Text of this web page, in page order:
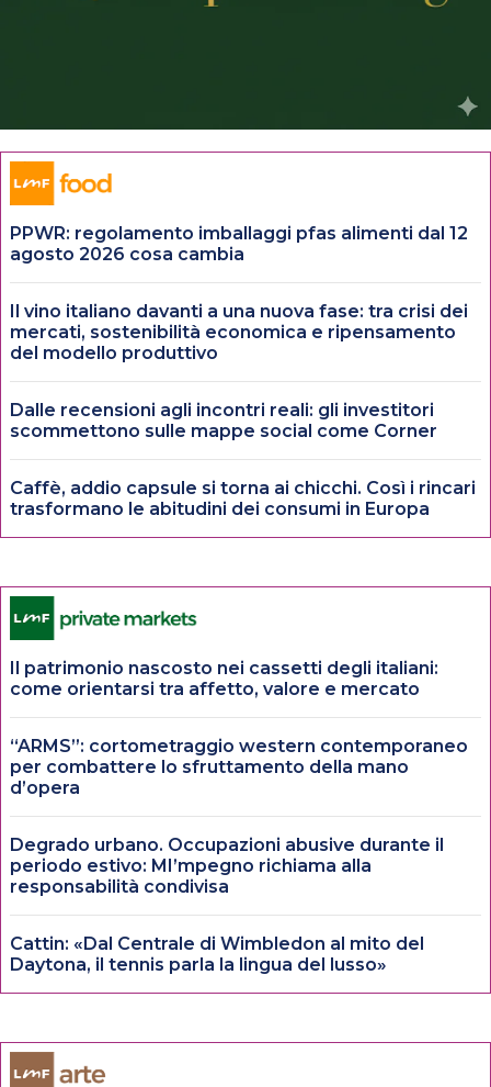
PPWR: regolamento imballaggi pfas alimenti dal 12
agosto 2026 cosa cambia
Il vino italiano davanti a una nuova fase: tra crisi dei
mercati, sostenibilità economica e ripensamento
del modello produttivo
Dalle recensioni agli incontri reali: gli investitori
scommettono sulle mappe social come Corner
Caffè, addio capsule si torna ai chicchi. Così i rincari
trasformano le abitudini dei consumi in Europa
Il patrimonio nascosto nei cassetti degli italiani:
come orientarsi tra affetto, valore e mercato
“ARMS”: cortometraggio western contemporaneo
per combattere lo sfruttamento della mano
d’opera
Degrado urbano. Occupazioni abusive durante il
periodo estivo: MI’mpegno richiama alla
responsabilità condivisa
Cattin: «Dal Centrale di Wimbledon al mito del
Daytona, il tennis parla la lingua del lusso»